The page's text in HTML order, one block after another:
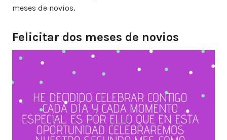
meses de novios.
Felicitar dos meses de novios